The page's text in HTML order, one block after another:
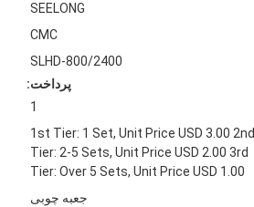
SEELONG
CMC
SLHD-800/2400
پرداخت:
1
1st Tier: 1 Set, Unit Price USD 3.00 2nd
Tier: 2-5 Sets, Unit Price USD 2.00 3rd
Tier: Over 5 Sets, Unit Price USD 1.00
جعبه چوبی